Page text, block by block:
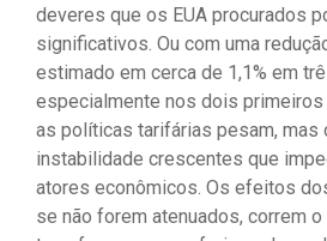
deveres que os EUA procurados
significativos. Ou com uma
estimado em cerca de 1,1% em
especialmente nos dois primeiros
as políticas tarifárias pesam, mas
instabilidade crescentes que
atores econômicos. Os efeitos
se não forem atenuados, correm